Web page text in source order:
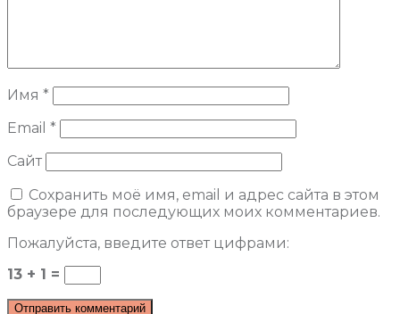
Имя *
Email *
Сайт
Сохранить моё имя, email и адрес сайта в этом
браузере для последующих моих комментариев.
Пожалуйста, введите ответ цифрами:
13 + 1 =